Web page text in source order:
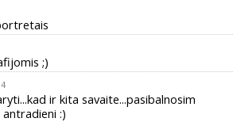
;)
ir kita savaite...pasibalnosim
:)